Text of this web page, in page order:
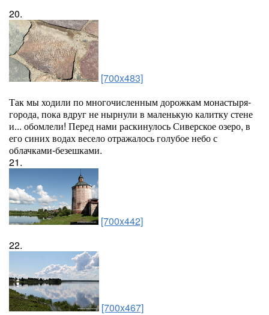
20.
[700x483]
Так мы ходили по многочисленным дорожкам монастыря-
города, пока вдруг не нырнули в маленькую калитку стене
и... обомлели! Перед нами раскинулось Сиверское озеро, в
его синих водах весело отражалось голубое небо с
облачками-безешками.
21.
[700x442]
22.
[700x467]